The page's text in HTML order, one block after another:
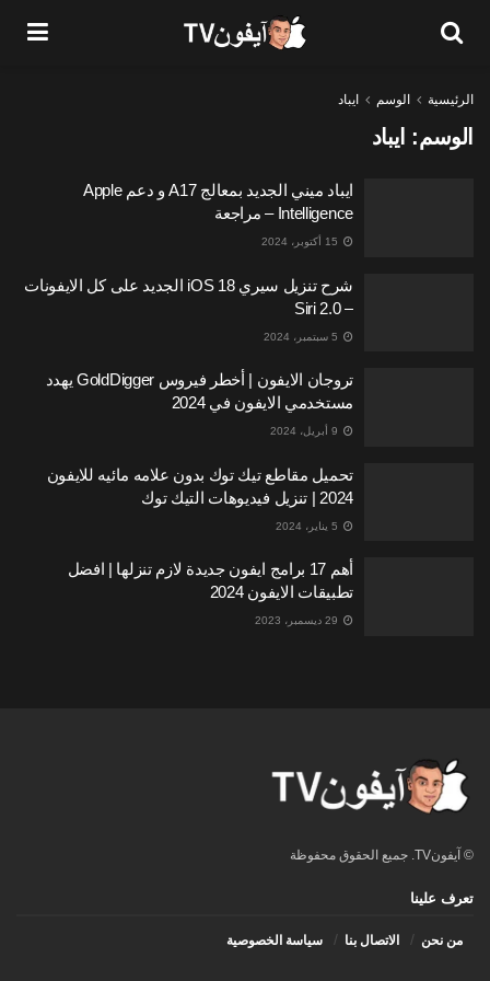
الرئيسية الوسم ايباد
الوسم: ايباد
ايباد ميني الجديد بمعالج A17 و دعم Apple
Intelligence – مراجعة
شرح تنزيل سيري iOS 18 الجديد على كل الايفونات
– Siri 2.0
تروجان الايفون | أخطر فيروس GoldDigger يهدد
مستخدمي الايفون في 2024
تحميل مقاطع تيك توك بدون علامه مائيه للايفون
2024 | تنزيل فيديوهات التيك توك
أهم 17 برامج ايفون جديدة لازم تنزلها | افضل
تطبيقات الايفون 2024
© آيفونTV. جميع الحقوق محفوظة
تعرف علينا
من نحن الاتصال بنا سياسة الخصوصية